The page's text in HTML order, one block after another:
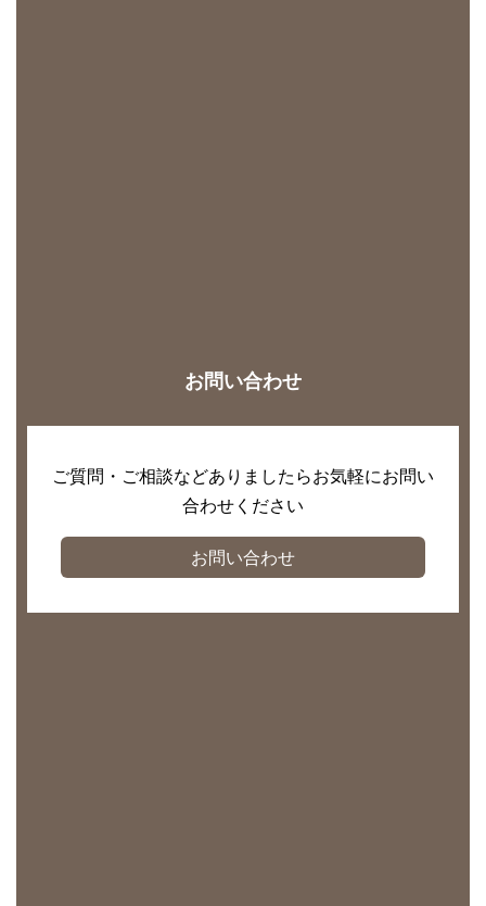
お問い合わせ
ご質問・ご相談などありましたらお気軽にお問い
合わせください
お問い合わせ